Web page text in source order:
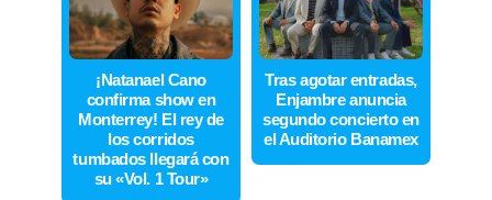
¡Natanael Cano
confirma show en
Monterrey! El rey de
los corridos
tumbados llegará con
su «Vol. 1 Tour»
Tras agotar entradas,
Enjambre anuncia
segundo concierto en
el Auditorio Banamex